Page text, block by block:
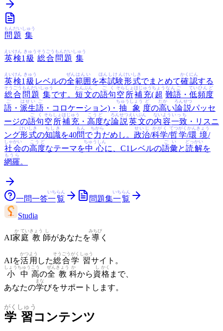
問
もん
題
だい
集
しゅう
英
えい
検
けん
1 級
きゅう
総合
そうごう
問題
もんだい
集
しゅう
英
えい
検
けん
1 級
きゅう
レベルの全
ぜん
範囲
はんい
を本
ほん
試験
しけん
形式
けいしき
でまとめて確認
かくにん
する
総合
そうごう
問題
もんだい
集
しゅう
です。 短文
たんぶん
の語句
ごく
空
そら
所
しょ
補充
ほじゅう
(超
ちょう
難語
なんご
・ 低
てい
頻度
ひんど
語
ご
・ 派生
はせい
語
ご
・コロケーション)・ 抽象
ちゅうしょう
度
ど
の高
たか
い論説
ろんせつ
パッセ
ージの語句
ごく
空
そら
所
しょ
補充
ほじゅう
・ 高度
こうど
な論説
ろんせつ
英文
えいぶん
の内容
ないよう
一致
いっち
・リスニ
ング形式
けいしき
の知識
ちしき
を40問
もん
で力
ちから
だめし。 政治
せいじ
/科学
かがく
/哲学
てつがく
/環境
かんきょう
/
社会
しゃかい
の高度
こうど
なテーマを中心
ちゅうしん
に、C1レベルの語彙
ごい
と読解
どっかい
を
網羅
もうら
。
一問一答一
いち
覧
らん
問題集一
いち
覧
らん
Studia
AI家
か
庭
てい
教
きょう
師
し
があなたを導
みちび
く
AIを活
かつ
用
よう
した総
そう
合
ごう
学
がく
習
しゅう
サイト。
小
しょう
中
ちゅう
高
こう
の全
ぜん
教
きょう
科
か
から資
し
格
かく
まで、
あなたの学
まな
びをサポートします。
学
がく
習
しゅう
コンテンツ